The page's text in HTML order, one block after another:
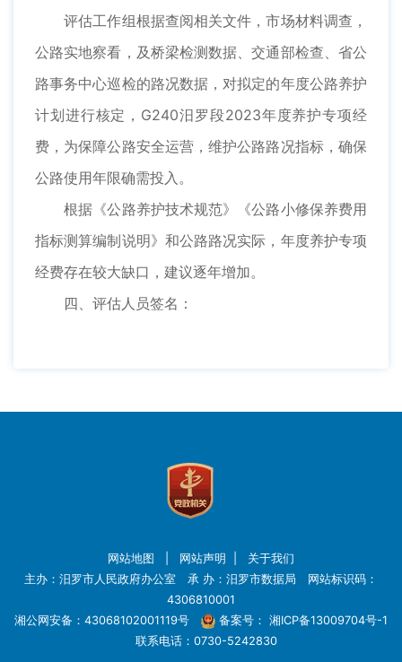
评估工作组根据查阅相关文件，市场材料调查，
公路实地察看，及桥梁检测数据、交通部检查、省公
路事务中心巡检的路况数据，对拟定的年度公路养护
计划进行核定，G240汨罗段2023年度养护专项经
费，为保障公路安全运营，维护公路路况指标，确保
公路使用年限确需投入。
根据《公路养护技术规范》《公路小修保养费用
指标测算编制说明》和公路路况实际，年度养护专项
经费存在较大缺口，建议逐年增加。
四、评估人员签名：
网站地图 网站声明
关于我们
主办：汨罗市人民政府办公室 承 办：汨罗市数据局 网站标识码：
4306810001
湘公网安备：43068102001119号
备案号： 湘ICP备13009704号-1
联系电话：0730-5242830